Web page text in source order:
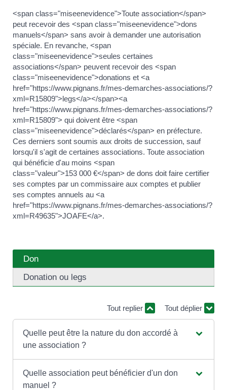
<span class="miseenevidence">Toute association</span>
peut recevoir des <span class="miseenevidence">dons
manuels</span> sans avoir à demander une autorisation
spéciale. En revanche, <span
class="miseenevidence">seules certaines
associations</span> peuvent recevoir des <span
class="miseenevidence">donations et <a
href="https://www.pignans.fr/mes-demarches-associations/?
xml=R15809">legs</a></span><a
href="https://www.pignans.fr/mes-demarches-associations/?
xml=R15809"> qui doivent être <span
class="miseenevidence">déclarés</span> en préfecture.
Ces derniers sont soumis aux droits de succession, sauf
lorsqu'il s'agit de certaines associations. Toute association
qui bénéficie d'au moins <span
class="valeur">153 000 €</span> de dons doit faire certifier
ses comptes par un commissaire aux comptes et publier
ses comptes annuels au <a
href="https://www.pignans.fr/mes-demarches-associations/?
xml=R49635">JOAFE</a>.
Don
Donation ou legs
Tout replier Tout déplier
Quelle peut être la nature du don accordé à
une association ?
Quelle association peut bénéficier d'un don
manuel ?